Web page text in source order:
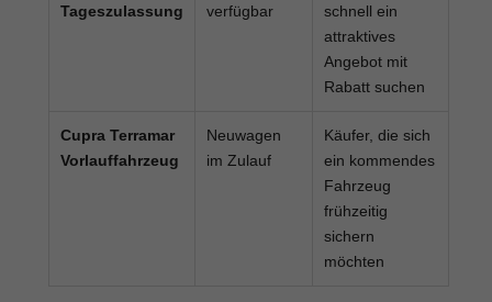
Tageszulassung
verfügbar
schnell ein
attraktives
Angebot mit
Rabatt suchen
Cupra Terramar
Vorlauffahrzeug
Neuwagen
im Zulauf
Käufer, die sich
ein kommendes
Fahrzeug
frühzeitig
sichern
möchten